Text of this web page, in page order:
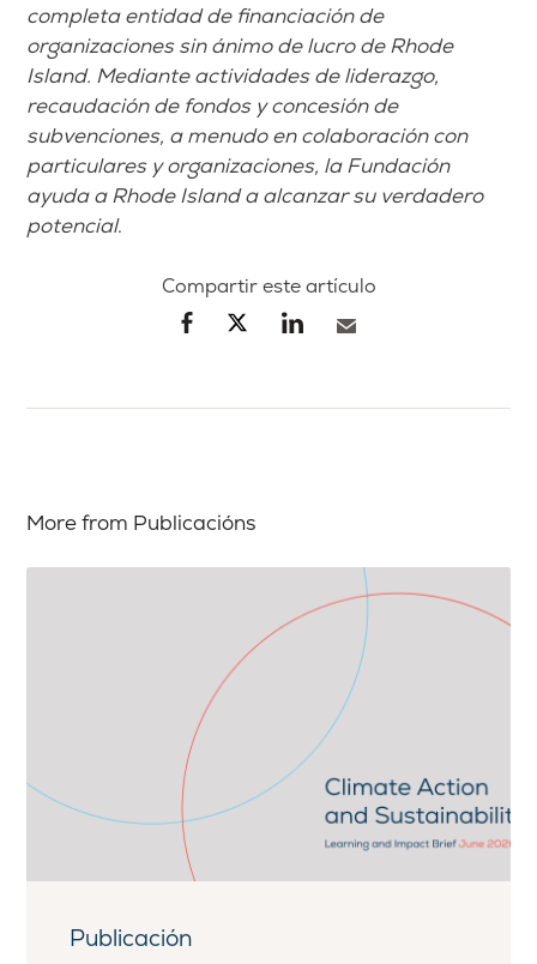
completa entidad de financiación de
organizaciones sin ánimo de lucro de Rhode
Island. Mediante actividades de liderazgo,
recaudación de fondos y concesión de
subvenciones, a menudo en colaboración con
particulares y organizaciones, la Fundación
ayuda a Rhode Island a alcanzar su verdadero
potencial.
Compartir este artículo
More from Publicacións
Publicación